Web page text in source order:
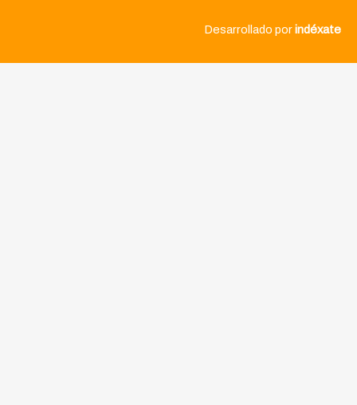
Desarrollado porindéxate